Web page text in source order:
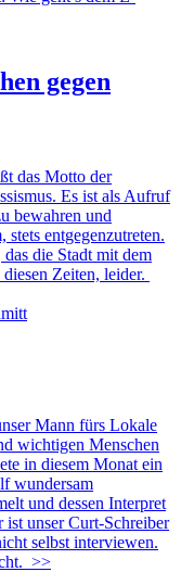
gegen
das Motto der
Es ist als Aufruf
bewahren und
entgegenzutreten.
die Stadt mit dem
Zeiten, leider.
Mann fürs Lokale
wichtigen Menschen
in diesem Monat ein
wundersam
und dessen Interpret
ist unser Curt-Schreiber
selbst interviewen.
>>